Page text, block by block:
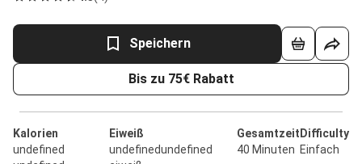
Speichern
Bis zu 75€ Rabatt
Kalorien
undefined
Eiweiß
undefinedundefined
Gesamtzeit
40 Minuten
Difficulty
Einfach